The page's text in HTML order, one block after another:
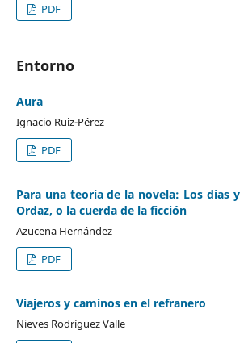
PDF
Entorno
Aura
Ignacio Ruiz-Pérez
PDF
Para una teoría de la novela: Los días
Ordaz, o la cuerda de la ficción
Azucena Hernández
PDF
Viajeros y caminos en el refranero
Nieves Rodríguez Valle